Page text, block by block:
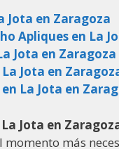
Jota en Zaragoza
Apliques en La
Jota en Zaragoza
Jota en
La Jota en
Jota en
momento más